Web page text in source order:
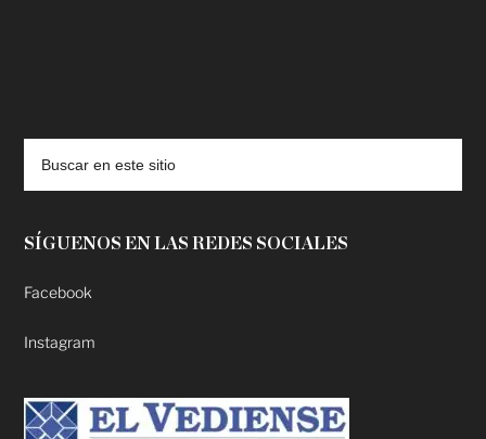
SÍGUENOS EN LAS REDES SOCIALES
Facebook
Instagram